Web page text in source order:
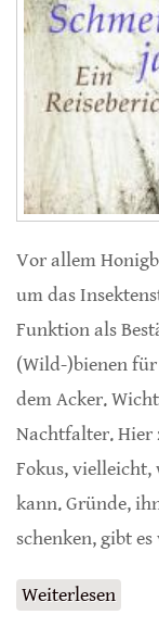
Vor allem
um das
Funktion als
(Wild-)bienen
dem Acker.
Nachtfalter. Hier
Fokus, vielleicht,
kann. Gründe,
schenken, gibt es
Weiterlesen